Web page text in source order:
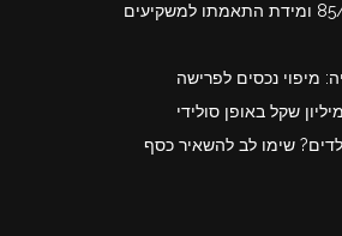
תיק השקעות 85/15 ומידת התאמתו למשקיעים
מיפוי נכסים לפרישה
שימו לב להשאיר כסף